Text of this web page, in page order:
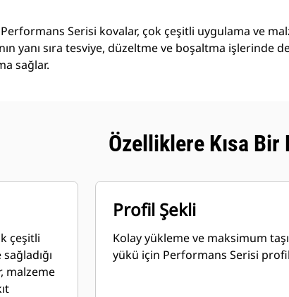
Performans Serisi kovalar, çok çeşitli uygulama ve
yanı sıra tesviye, düzeltme ve boşaltma
sağlar.
Özelliklere Kısa Bir
çeşitli
malzeme
Profil Şekli
Kolay yükleme ve maksimum
yükü için Performans Serisi